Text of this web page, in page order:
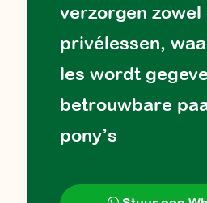
verzorgen zowel
privélessen,
les wordt
betrouwbare
pony’s